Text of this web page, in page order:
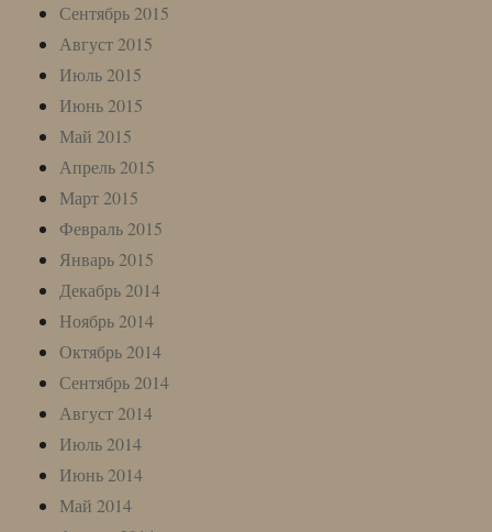
Сентябрь 2015
Август 2015
Июль 2015
Июнь 2015
Май 2015
Апрель 2015
Март 2015
Февраль 2015
Январь 2015
Декабрь 2014
Ноябрь 2014
Октябрь 2014
Сентябрь 2014
Август 2014
Июль 2014
Июнь 2014
Май 2014